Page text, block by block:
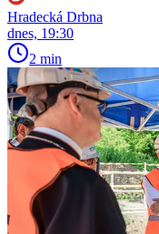
Hradecká Drbna
dnes, 19:30
2 min